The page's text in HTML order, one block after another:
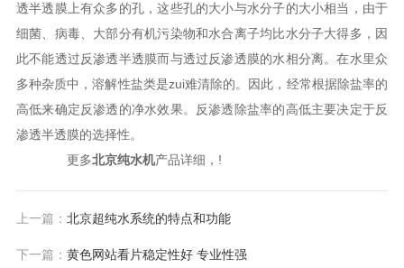
透半透膜上有众多的孔，这些孔的大小与水分子的大小相当，由于
细菌、病毒、大部分有机污染物和水合离子均比水分子大得多，因
此不能透过反渗透半透膜而与透过反渗透膜的水相分离。在水里众
多种杂质中，溶解性盐类是zui难清除的。因此，经常根据除盐率的
高低来确定反渗透的净水效果。反渗透除盐率的高低主要决定于反
渗透半透膜的选择性。
更多北京纯水机产品详细，!
上一篇： 北京超纯水系统的特点和功能
下一篇： 黄色网站看片稳定性好 专业性强